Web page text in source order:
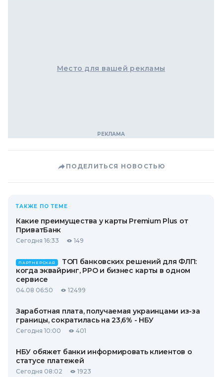
Место для вашей рекламы
ПОДЕЛИТЬСЯ НОВОСТЬЮ
ТАКЖЕ ПО ТЕМЕ
Какие преимущества у карты Premium Plus от
ПриватБанк
Сегодня 16:33 149
ПАРТНЕРСКАЯ
ТОП банковских решений для ФЛП:
когда эквайринг, РРО и бизнес карты в одном
сервисе
04.08 06:50 12499
Заработная плата, получаемая украинцами из-за
границы, сократилась на 23,6% - НБУ
Сегодня 10:00 401
НБУ обяжет банки информировать клиентов о
статусе платежей
Сегодня 08:02 1923